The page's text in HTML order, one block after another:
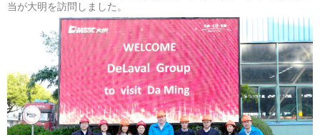
当が大明を訪問しました。